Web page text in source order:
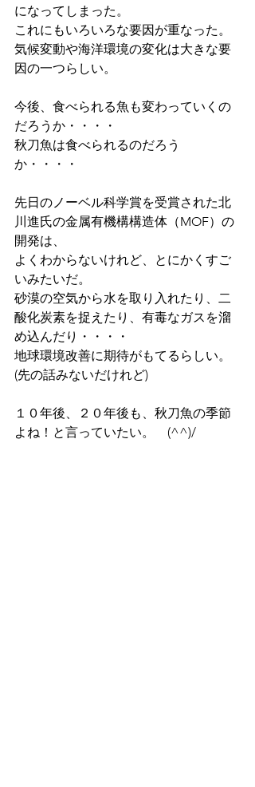
になってしまった。
これにもいろいろな要因が重なった。
気候変動や海洋環境の変化は大きな要
因の一つらしい。
今後、食べられる魚も変わっていくの
だろうか・・・・
秋刀魚は食べられるのだろう
か・・・・
先日のノーベル科学賞を受賞された北
川進氏の金属有機構構造体（MOF）の
開発は、
よくわからないけれど、とにかくすご
いみたいだ。
砂漠の空気から水を取り入れたり、二
酸化炭素を捉えたり、有毒なガスを溜
め込んだり・・・・
地球環境改善に期待がもてるらしい。
(先の話みないだけれど)
１０年後、２０年後も、秋刀魚の季節
よね！と言っていたい。　(^^)/